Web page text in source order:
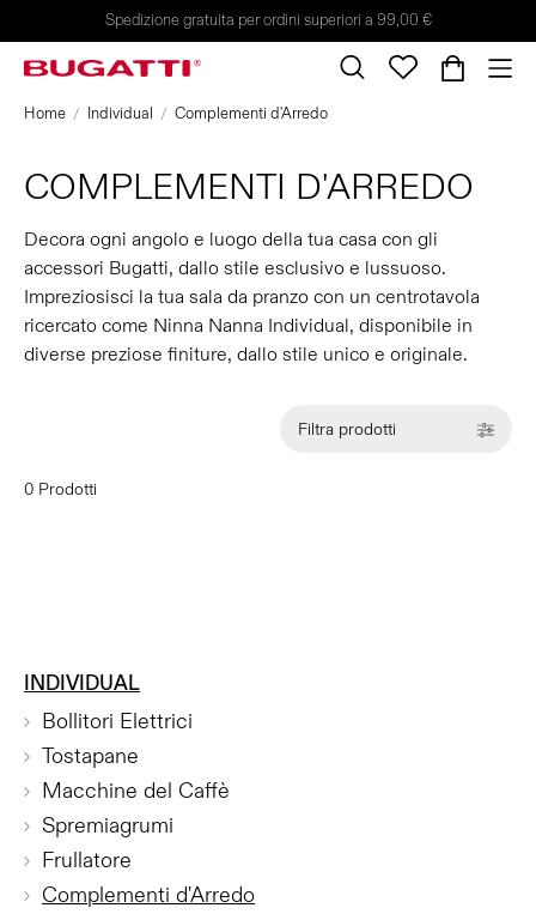
Spedizione gratuita per ordini superiori a 99,00 €
Home Individual Complementi d'Arredo
COMPLEMENTI D'ARREDO
Decora ogni angolo e luogo della tua casa con gli
accessori Bugatti, dallo stile esclusivo e lussuoso.
Impreziosisci la tua sala da pranzo con un centrotavola
ricercato come Ninna Nanna Individual, disponibile in
diverse preziose finiture, dallo stile unico e originale.
Filtra prodotti
0 Prodotti
INDIVIDUAL
Bollitori Elettrici
Tostapane
Macchine del Caffè
Spremiagrumi
Frullatore
Complementi d'Arredo